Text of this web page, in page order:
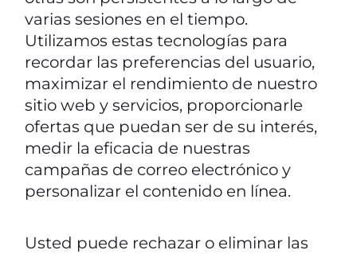
varias sesiones en el tiempo.
Utilizamos estas tecnologías para
recordar las preferencias del usuario,
maximizar el rendimiento de nuestro
sitio web y servicios, proporcionarle
ofertas que puedan ser de su interés,
medir la eficacia de nuestras
campañas de correo electrónico y
personalizar el contenido en línea.
Usted puede rechazar o eliminar las